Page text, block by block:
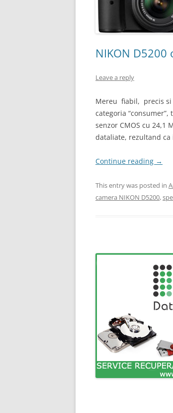
NIKON
Leave a reply
Mereu fiabil, precis si
categoria
senzor CMOS cu 24,1
dataliate, rezultand
Continue reading →
This entry was posted in
camera NIKON D5200,